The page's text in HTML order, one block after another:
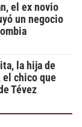
el ex novio
un negocio
la hija de
el chico que
Tévez